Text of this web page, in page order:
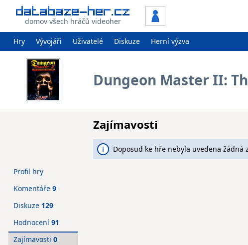
domov všech hráčů videoher
Hry Vývojáři Uživatelé Diskuze Herní výzva
Dungeon Master II:
Zajímavosti
Doposud ke hře nebyla uvedena žádná
Profil hry
Komentáře 9
Diskuze 129
Hodnocení 91
Zajímavosti 0